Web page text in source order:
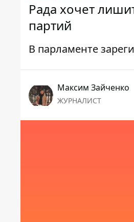
Рада хочет
партий
В парламенте
Максим Зайченко
ЖУРНАЛИСТ